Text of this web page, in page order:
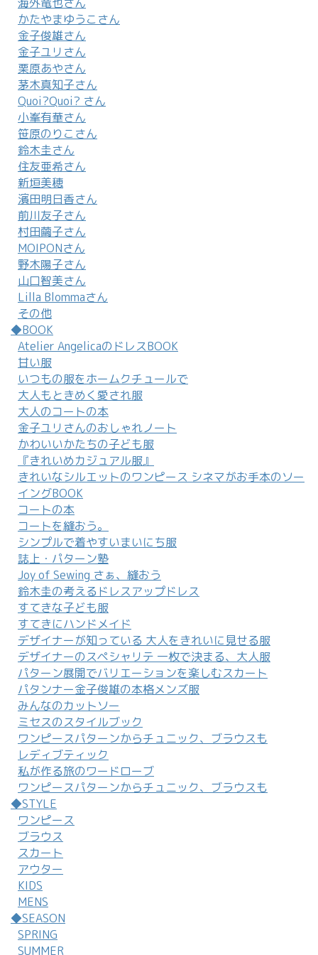
海外竜也さん
かたやまゆうこさん
金子俊雄さん
金子ユリさん
栗原あやさん
茅木真知子さん
Quoi?Quoi? さん
小峯有華さん
笹原のりこさん
鈴木圭さん
住友亜希さん
新垣美穂
濱田明日香さん
前川友子さん
村田繭子さん
MOIPONさん
野木陽子さん
山口智美さん
Lilla Blommaさん
その他
◆BOOK
Atelier AngelicaのドレスBOOK
甘い服
いつもの服をホームクチュールで
大人もときめく愛され服
大人のコートの本
金子ユリさんのおしゃれノート
かわいいかたちの子ども服
『きれいめカジュアル服』
きれいなシルエットのワンピース シネマがお手本のソー
イングBOOK
コートの本
コートを縫おう。
シンプルで着やすいまいにち服
誌上・パターン塾
Joy of Sewing さぁ、縫おう
鈴木圭の考えるドレスアップドレス
すてきな子ども服
すてきにハンドメイド
デザイナーが知っている 大人をきれいに見せる服
デザイナーのスペシャリテ 一枚で決まる、大人服
パターン展開でバリエーションを楽しむスカート
パタンナー金子俊雄の本格メンズ服
みんなのカットソー
ミセスのスタイルブック
ワンピースパターンからチュニック、ブラウスも
レディブティック
私が作る旅のワードローブ
ワンピースパターンからチュニック、ブラウスも
◆STYLE
ワンピース
ブラウス
スカート
アウター
KIDS
MENS
◆SEASON
SPRING
SUMMER